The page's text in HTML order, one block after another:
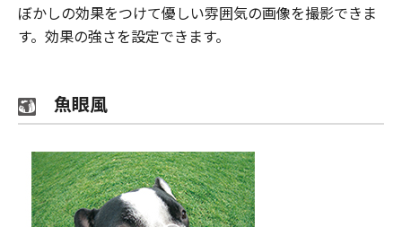
ぼかしの効果をつけて優しい雰囲気の画像を撮影できま
す。効果の強さを設定できます。
魚眼風